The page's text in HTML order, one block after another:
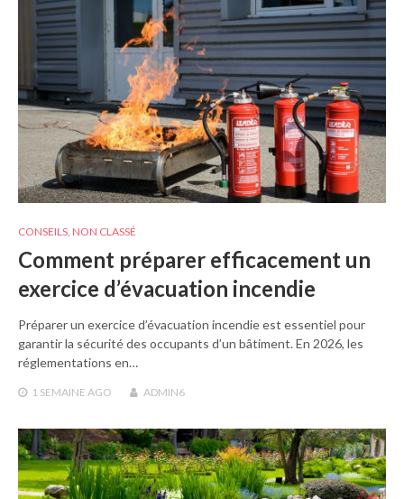
CONSEILS NON CLASSÉ
Comment préparer efficacement un
exercice d’évacuation incendie
Préparer un exercice d’évacuation incendie est essentiel pour
garantir la sécurité des occupants d’un bâtiment. En 2026, les
réglementations en…
1 SEMAINE AGO ADMIN6